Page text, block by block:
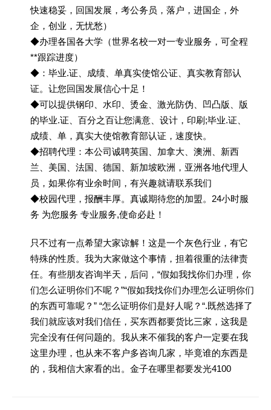
快速稳妥，回国发展，考公务员，落户，进国企，外
企，创业，无忧愁）
◆办理各国各大学（世界名校一对一专业服务，可全程
**跟踪进度）
◆：毕业.证、成绩、单真实使馆公证、真实教育部认
证。让您回国发展信心十足！
◆可以提供钢印、水印、烫金、激光防伪、凹凸版、版
的毕业.证、百分之百让您满意、设计，印刷;毕业.证、
成绩、单，真实大使馆教育部认证，速度快。
◆招聘代理：本公司诚聘英国、加拿大、澳洲、新西
兰、美国、法国、德国、新加坡欧洲，亚洲各地代理人
员，如果你有业余时间，有兴趣就请联系我们
◆校园代理，报酬丰厚。真诚期待您的加盟。24小时服
务 为您服务 专业服务,使命必赴！
只不过有一点希望大家谅解！这是一个灰色行业，有它
特殊的性质。我为大家做这个事情，担着很重的法律责
任。有些朋友咨询半天，后问，“假如我找你们办理，你
们怎么证明你们不呢？”“假如我找你们办理怎么证明你们
的东西可靠呢？” “怎么证明你们是好人呢？“.既然选择了
我们就应该对我们信任，买东西都要货比三家，这我是
完全没有任何问题的。我从来不催我的客户一定要在我
这里办理，也从来不客户多咨询几家，毕竟谁的东西是
的，我相信大家看的出。金子在哪里都要发光4100